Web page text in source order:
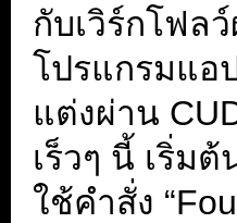
กับเวิร์กโฟล
โปรแกรมแอ
แต่งผ่าน
เร็วๆ นี้ เริ่ม
ใช้คำสั่ง